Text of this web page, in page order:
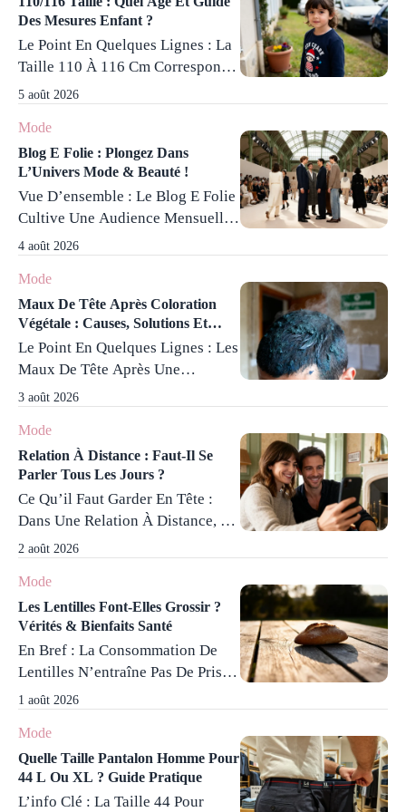
Psychologiques Efficaces Pour
Provoquer Une Rupture
Émotionnelle Manifeste. Une
Absence D’échange D’au Moins
Pour Créer Un Vide Affectif
Induisant Une Prise De
Conscience. Parallèlement, ...
Read More
Des Mesures Enfant ?
Le Point En Quelques Lignes : La
Taille 110 À 116 Cm Correspond
Typiquement À Des Enfants Âgés
De 5 À 6 Ans, Avec Des
Mensurations Clés Comme Un
Tour De Poitrine Entre 58 Et 60
Cm Favorisant Un Choix Précis
Des Vêtements. La Stature
Demeure L’élément Principal Pour
Orienter Ce Choix, Mais Des
5 août 2026
Mode
Blog E Folie : Plongez Dans
L’Univers Mode & Beauté !
Vue D’ensemble : Le Blog E Folie
Cultive Une Audience Mensuelle
De Plusieurs Milliers De Visiteurs
Grâce À Une Ligne Éditoriale
Mêlant Avec Naturel Mode
Grande Taille, Contenus Érotiques
Amateurs Et Loisirs Créatifs. Sa
Authenticité Du Blog Est
Valorisée Par Les Vidéos Et
Photos Amateurs, Tandis Que Son
Par Des Collaborations ...
More
4 août 2026
Mode
Maux De Tête Après Coloration
Végétale : Causes, Solutions Et
Pourquoi ?
Le Point En Quelques Lignes : Les
Maux De Tête Après Une
Coloration Végétale Sont Souvent
Liés À L’odeur Puissante De
L’indigotier Et À La Pression
Mécanique Exercée Sur Le Cuir
Chevelu. Une Pose Prolongée Au-
Delà De 90 Minutes Et Un
Environnement Mal Ventilé
Amplifient Significativement Ces
Déséquilibres Physiques Et
Chimiques ...Read More
3 août 2026
Mode
Relation À Distance : Faut-Il Se
Parler Tous Les Jours ?
Ce Qu’il Faut Garder En Tête :
Dans Une Relation À Distance, Un
Contact Quotidien De 5 À 20
Minutes Favorise Une
Communication Régulière
Efficace Tout En Évitant La
Surcharge. Il Est Essentiel
D’équilibrer La Fréquence Et La
Qualité Des Échanges Pour
Limiter La Dépendance Affective
Émotionnelle. La Qualité Des
Échanges Prévaut ...Read More
2 août 2026
Mode
Les Lentilles Font-Elles Grossir ?
Vérités & Bienfaits Santé
En Bref : La Consommation De
Lentilles N’entraîne Pas De Prise
De Poids Notable Grâce À Un
Apport Calorique Modéré De 127
Calories Pour 100 Grammes Cuits
Et Une Richesse Importante En
Fibres Alimentaires Et En
Protéines Végétales. Ces
1 août 2026
Mode
Quelle Taille Pantalon Homme Pour
44 L Ou XL ? Guide Pratique
L’info Clé : La Taille 44 Pour